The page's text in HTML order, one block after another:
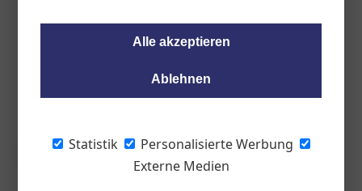
Alle akzeptieren
Ablehnen
Statistik
Personalisierte Werbung
Externe Medien
Der Frühlingsstart ist ein guter Zeitpunkt,
gutes Geld zu verdienen.von Philipp
Bednar